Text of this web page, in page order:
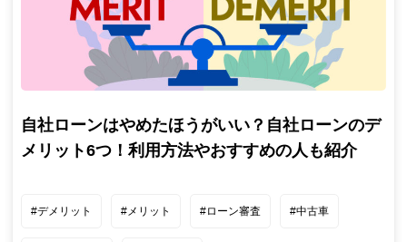
自社ローンはやめたほうがいい？自社ローンのデ
メリット6つ！利用方法やおすすめの人も紹介
#デメリット #メリット #ローン審査 #中古車